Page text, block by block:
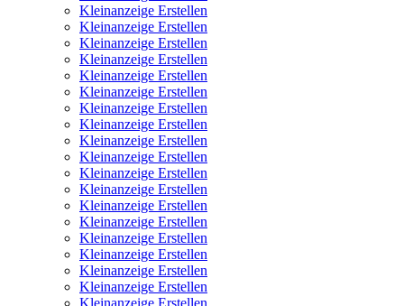
Kleinanzeige Erstellen
Kleinanzeige Erstellen
Kleinanzeige Erstellen
Kleinanzeige Erstellen
Kleinanzeige Erstellen
Kleinanzeige Erstellen
Kleinanzeige Erstellen
Kleinanzeige Erstellen
Kleinanzeige Erstellen
Kleinanzeige Erstellen
Kleinanzeige Erstellen
Kleinanzeige Erstellen
Kleinanzeige Erstellen
Kleinanzeige Erstellen
Kleinanzeige Erstellen
Kleinanzeige Erstellen
Kleinanzeige Erstellen
Kleinanzeige Erstellen
Kleinanzeige Erstellen